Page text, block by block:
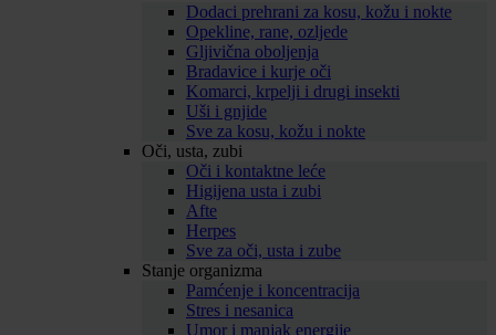
Dodaci prehrani za kosu, kožu i nokte
Opekline, rane, ozljede
Gljivična oboljenja
Bradavice i kurje oči
Komarci, krpelji i drugi insekti
Uši i gnjide
Sve za kosu, kožu i nokte
Oči, usta, zubi
Oči i kontaktne leće
Higijena usta i zubi
Afte
Herpes
Sve za oči, usta i zube
Stanje organizma
Pamćenje i koncentracija
Stres i nesanica
Umor i manjak energije